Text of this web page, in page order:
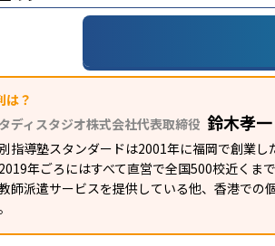
は？
ディスタジオ株式会社代表取締役 鈴木孝一
指導塾スタンダードは2001年に福岡で創業
年ごろにはすべて直営で全国500校近くま
師派遣サービスを提供している他、香港での